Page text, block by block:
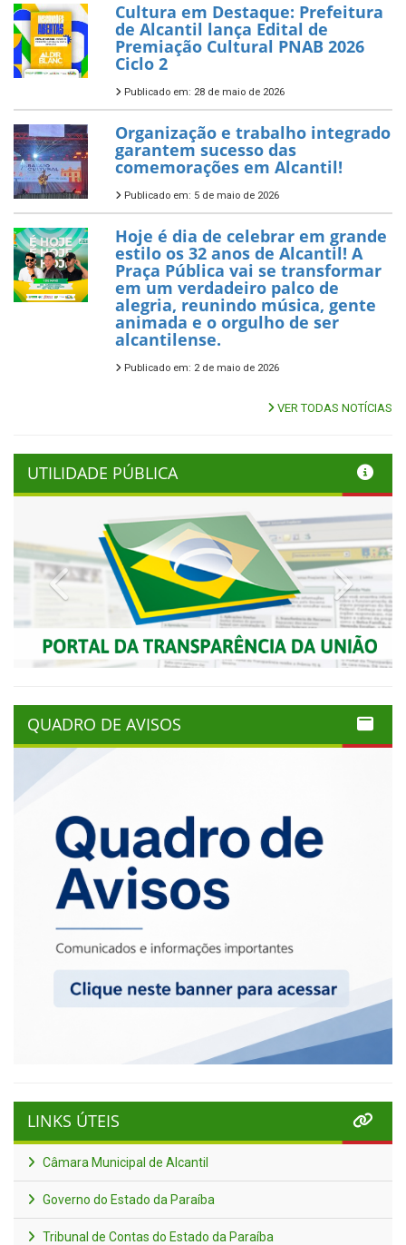
Cultura em Destaque: Prefeitura
de Alcantil lança Edital de
Premiação Cultural PNAB 2026
Ciclo 2
Publicado em: 28 de maio de 2026
Organização e trabalho integrado
garantem sucesso das
comemorações em Alcantil!
Publicado em: 5 de maio de 2026
Hoje é dia de celebrar em grande
estilo os 32 anos de Alcantil! A
Praça Pública vai se transformar
em um verdadeiro palco de
alegria, reunindo música, gente
animada e o orgulho de ser
alcantilense.
Publicado em: 2 de maio de 2026
VER TODAS NOTÍCIAS
UTILIDADE PÚBLICA
Previous Next
QUADRO DE AVISOS
LINKS ÚTEIS
Câmara Municipal de Alcantil
Governo do Estado da Paraíba
Tribunal de Contas do Estado da Paraíba